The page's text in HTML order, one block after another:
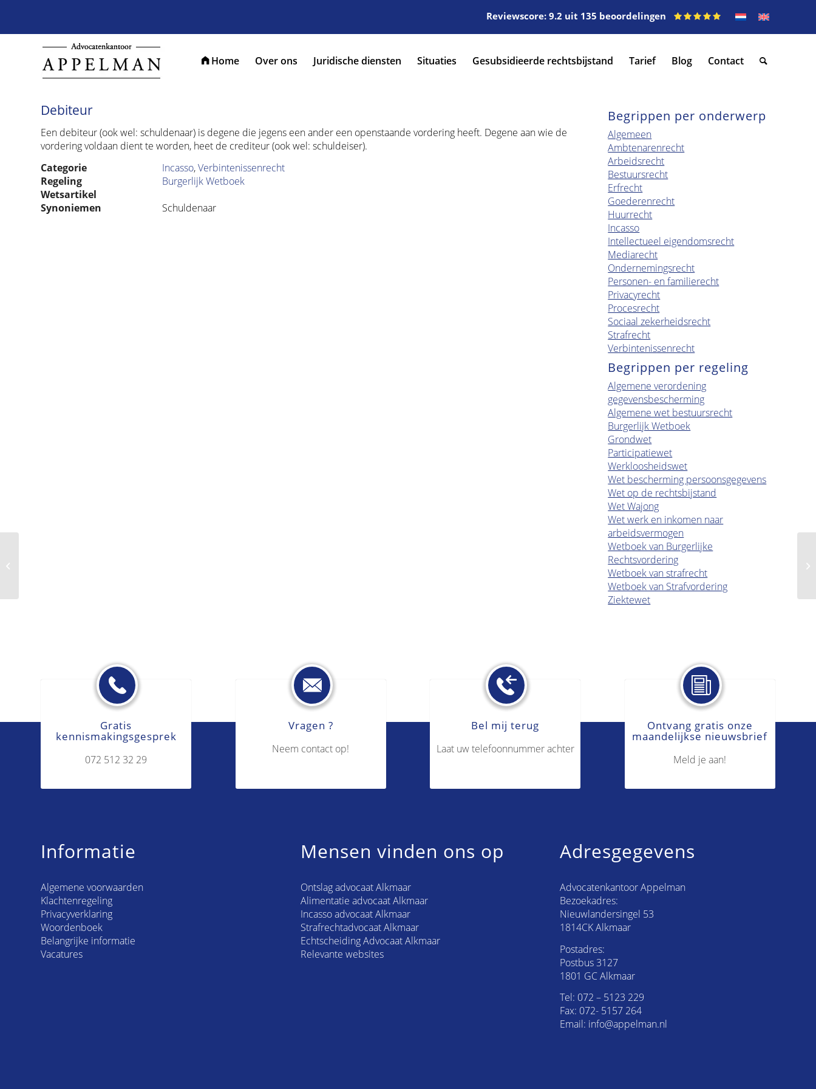
Reviewscore: 9.2 uit 135 beoordelingen
Home Over ons Juridische diensten Situaties Gesubsidieerde rechtsbijstand Tarief Blog Contact
Debiteur
Een debiteur (ook wel: schuldenaar) is degene die jegens een ander een openstaande vordering heeft. Degene aan wie de
vordering voldaan dient te worden, heet de crediteur (ook wel: schuldeiser).
Categorie
Incasso,Verbintenissenrecht
Regeling
Burgerlijk Wetboek
Wetsartikel
Synoniemen
Schuldenaar
Begrippen per onderwerp
Algemeen
Ambtenarenrecht
Arbeidsrecht
Bestuursrecht
Erfrecht
Goederenrecht
Huurrecht
Incasso
Intellectueel eigendomsrecht
Mediarecht
Ondernemingsrecht
Personen- en familierecht
Privacyrecht
Procesrecht
Sociaal zekerheidsrecht
Strafrecht
Verbintenissenrecht
Begrippen per regeling
Algemene verordening
gegevensbescherming
Algemene wet bestuursrecht
Burgerlijk Wetboek
Grondwet
Participatiewet
Werkloosheidswet
Wet bescherming persoonsgegevens
Wet op de rechtsbijstand
Wet Wajong
Wet werk en inkomen naar
arbeidsvermogen
Wetboek van Burgerlijke
Rechtsvordering
Wetboek van strafrecht
Wetboek van Strafvordering
Ziektewet
Gratis
kennismakingsgesprek
072 512 32 29
Vragen ?
Neem contact op!
Bel mij terug
Laat uw telefoonnummer achter
Ontvang gratis onze
maandelijkse nieuwsbrief
Meld je aan!
Informatie
Algemene voorwaarden
Klachtenregeling
Privacyverklaring
Woordenboek
Belangrijke informatie
Vacatures
Mensen vinden ons op
Ontslag advocaat Alkmaar
Alimentatie advocaat Alkmaar
Incasso advocaat Alkmaar
Strafrechtadvocaat Alkmaar
Echtscheiding Advocaat Alkmaar
Relevante websites
Adresgegevens
Advocatenkantoor Appelman
Bezoekadres:
Nieuwlandersingel 53
1814CK Alkmaar
Postadres:
Postbus 3127
1801 GC Alkmaar
Tel: 072 – 5123 229
Fax: 072- 5157 264
Email: info@appelman.nl